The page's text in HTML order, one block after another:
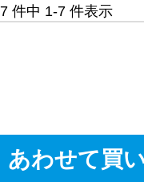
7 件中 1-7 件表示
あわせて買